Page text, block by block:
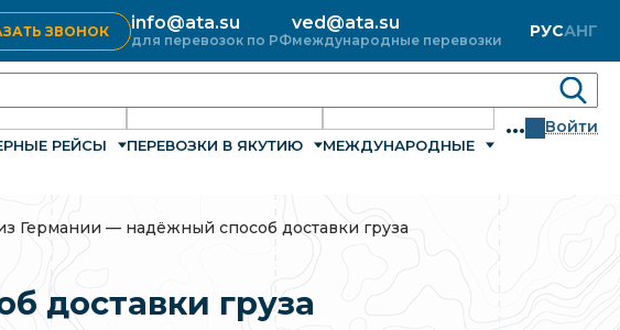
ЗВОНОК info@ata.su
для перевозок по РФ
ved@ata.su
международные перевозки РУСАНГ
РЕЙСЫ ПЕРЕВОЗКИ В ЯКУТИЮ МЕЖДУНАРОДНЫЕ
... Войти
Германии — надёжный способ доставки груза
доставки груза